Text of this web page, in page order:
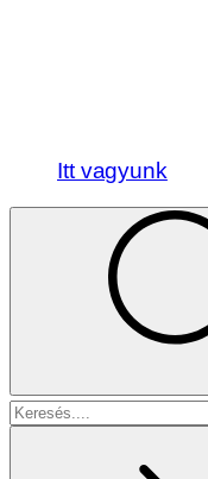
Itt vagyunk
Search